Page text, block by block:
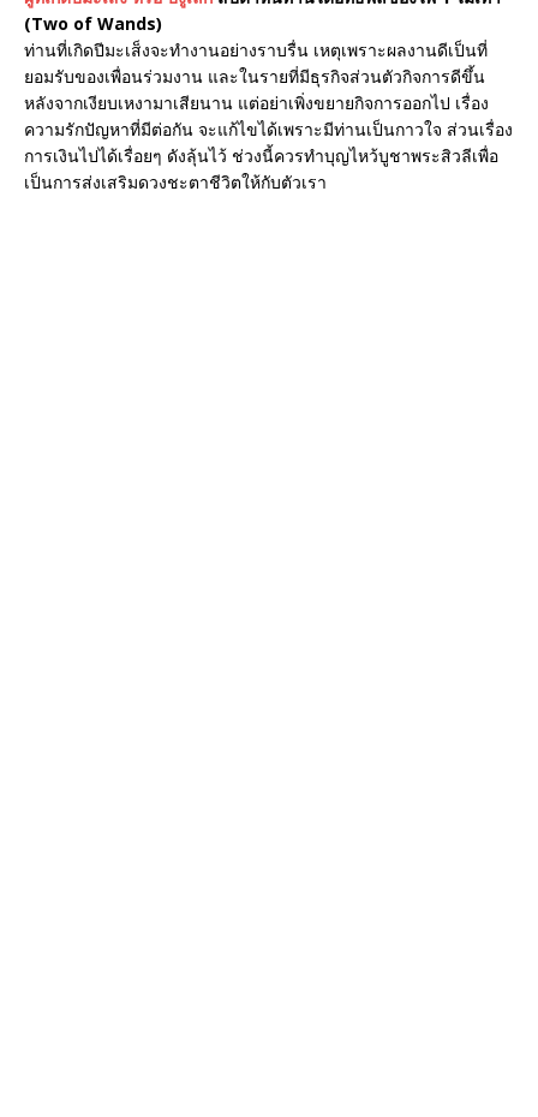
(Two of Wands)
ท่านที่เกิดปีมะเส็งจะทำงานอย่างราบรื่น เหตุเพราะผลงานดีเป็นที่
ยอมรับของเพื่อนร่วมงาน และในรายที่มีธุรกิจส่วนตัวกิจการดีขึ้น
หลังจากเงียบเหงามาเสียนาน แต่อย่าเพิ่งขยายกิจการออกไป เรื่อง
ความรักปัญหาที่มีต่อกัน จะแก้ไขได้เพราะมีท่านเป็นกาวใจ ส่วนเรื่อง
การเงินไปได้เรื่อยๆ ดังลุ้นไว้ ช่วงนี้ควรทำบุญไหว้บูชาพระสิวลีเพื่อ
เป็นการส่งเสริมดวงชะตาชีวิตให้กับตัวเรา